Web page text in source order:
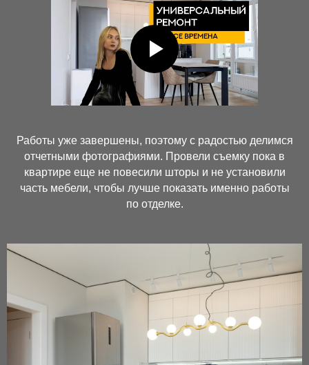
Работы уже завершены, поэтому с радостью делимся
отчетными фотографиями. Провели съемку пока в
квартире еще не повесили шторы и не установили
часть мебели, чтобы лучше показать именно работы
по отделке.